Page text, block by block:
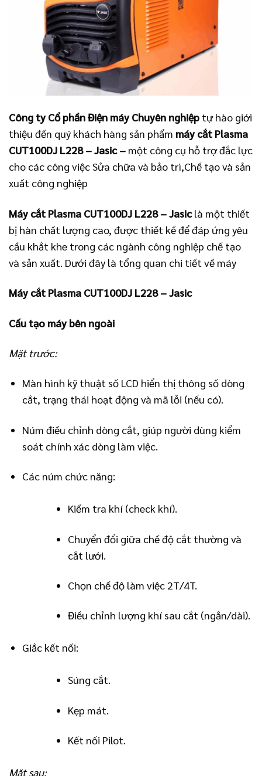
Công ty Cổ phần Điện máy Chuyên nghiệp tự hào giới
thiệu đến quý khách hàng sản phẩm máy cắt Plasma
CUT100DJ L228 – Jasic – một công cụ hỗ trợ đắc lực
cho các công việc Sửa chữa và bảo trì,Chế tạo và sản
xuất công nghiệp
Máy cắt Plasma CUT100DJ L228 – Jasiclà một thiết
bị hàn chất lượng cao, được thiết kế để đáp ứng yêu
cầu khắt khe trong các ngành công nghiệp chế tạo
và sản xuất. Dưới đây là tổng quan chi tiết về máy
Máy cắt Plasma CUT100DJ L228 – Jasic
Cấu tạo máy bên ngoài
Mặt trước:
Màn hình kỹ thuật số LCD hiển thị thông số dòng
cắt, trạng thái hoạt động và mã lỗi (nếu có).
Núm điều chỉnh dòng cắt, giúp người dùng kiểm
soát chính xác dòng làm việc.
Các núm chức năng:
Kiểm tra khí (check khí).
Chuyển đổi giữa chế độ cắt thường và
cắt lưới.
Chọn chế độ làm việc 2T/4T.
Điều chỉnh lượng khí sau cắt (ngắn/dài).
Giắc kết nối:
Súng cắt.
Kẹp mát.
Kết nối Pilot.
Mặt sau: